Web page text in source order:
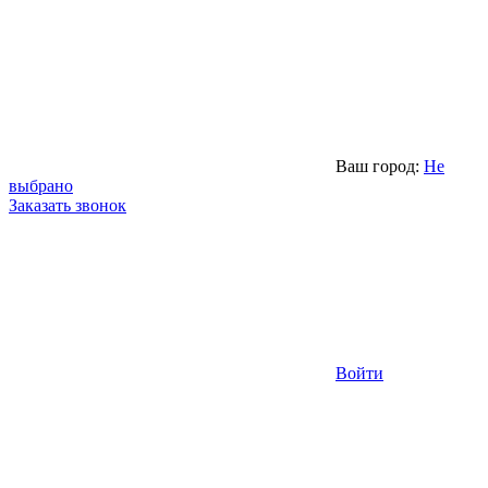
Ваш город: Не
выбрано
Заказать звонок
Войти